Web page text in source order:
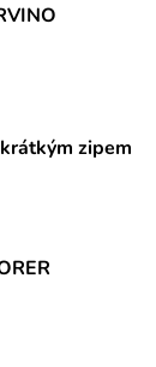
zipem